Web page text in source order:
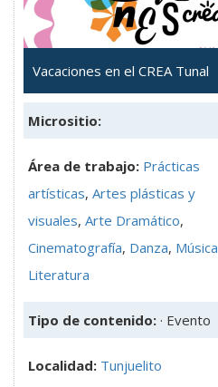
Vacaciones en el CREA Tunal
Micrositio:
Área de trabajo: Prácticas
artísticas, Artes plásticas y
visuales, Arte Dramático,
Cinematografía, Danza, Música
Literatura
Tipo de contenido: · Evento
Localidad: Tunjuelito